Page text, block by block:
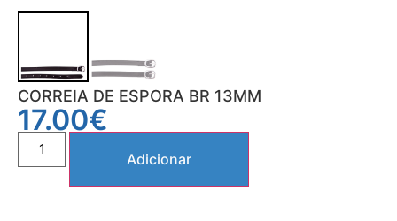
CORREIA DE ESPORA BR 13MM
17.00€
Adicionar